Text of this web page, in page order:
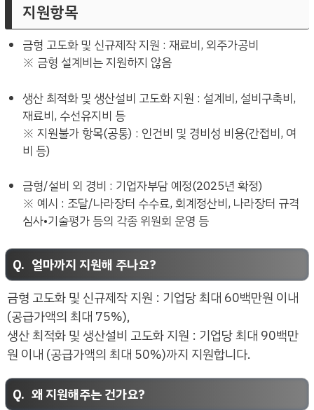
지원항목
금형 고도화 및 신규제작 지원 : 재료비, 외주가공비
※ 금형 설계비는 지원하지 않음
생산 최적화 및 생산설비 고도화 지원 : 설계비, 설비구축비,
재료비, 수선유지비 등
※ 지원불가 항목(공통) : 인건비 및 경비성 비용(간접비, 여
비 등)
금형/설비 외 경비 : 기업자부담 예정(2025년 확정)
※ 예시 : 조달/나라장터 수수료, 회계정산비, 나라장터 규격
심사•기술평가 등의 각종 위원회 운영 등
얼마까지 지원해 주나요?
금형 고도화 및 신규제작 지원 : 기업당 최대 60백만원 이내
(공급가액의 최대 75%),
생산 최적화 및 생산설비 고도화 지원 : 기업당 최대 90백만
원 이내 (공급가액의 최대 50%)까지 지원합니다.
왜 지원해주는 건가요?